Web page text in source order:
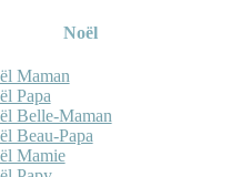
Noël
Maman
Papa
Belle-Maman
Beau-Papa
Mamie